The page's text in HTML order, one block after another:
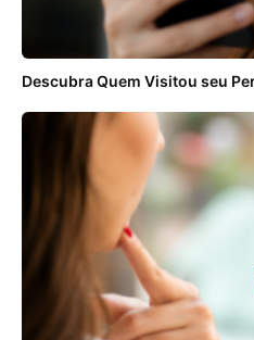
Descubra Quem Visitou seu